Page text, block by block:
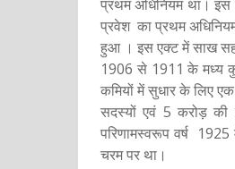
प्रथम अधिनियम था। इस
प्रवेश का प्रथम
हुआ । इस एक्ट में साख
1906 से 1911 के मध्य कुल
कमियों में सुधार के लिए
सदस्यों एवं 5 करोड़ की
परिणामस्वरूप वर्ष
चरम पर था।